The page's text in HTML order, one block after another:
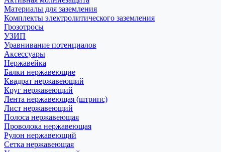
Материалы для заземления
Комплекты электролитического заземления
Грозотросы
УЗИП
Уравнивание потенциалов
Аксессуары
Нержавейка
Балки нержавеющие
Квадрат нержавеющий
Круг нержавеющий
Лента нержавеющая (штрипс)
Лист нержавеющий
Полоса нержавеющая
Проволока нержавеющая
Рулон нержавеющий
Сетка нержавеющая